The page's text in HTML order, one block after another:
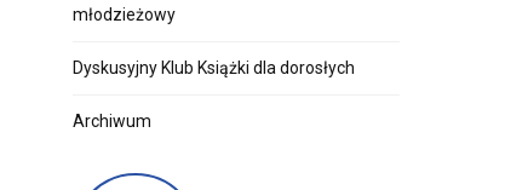
młodzieżowy
Dyskusyjny Klub Książki dla dorosłych
Archiwum